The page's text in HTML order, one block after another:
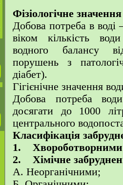
Фізіологічне
Добова потреба в воді
віком кількість
водного балансу
порушень з
діабет).
Гігієнічне значення
Добова потреба
досягати до 1000
центрального
Класифікація
1. Хвороботворними
2. Хімічне
А. Неорганічними;